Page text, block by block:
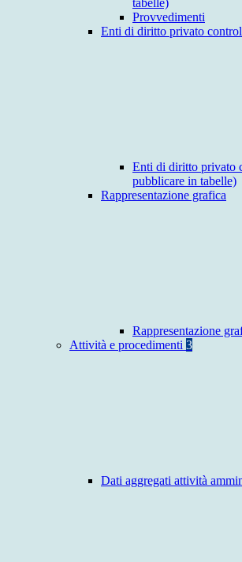
tabelle)
Provvedimenti
Enti di diritto privato
Enti di diritto privato
pubblicare in tabelle)
Rappresentazione grafica
Rappresentazione
Attività e procedimenti 3
Dati aggregati attività